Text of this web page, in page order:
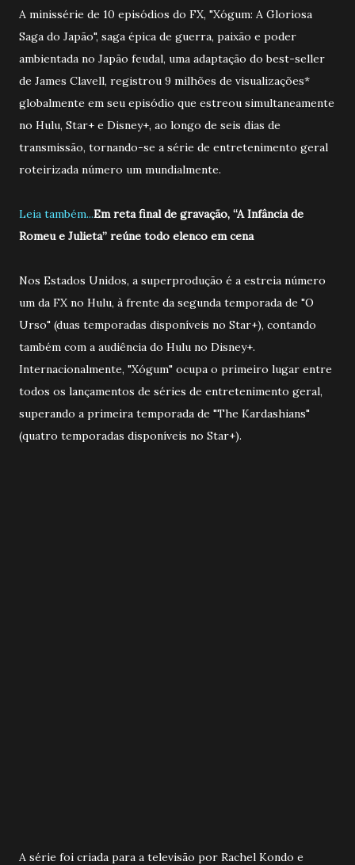
A minissérie de 10 episódios do FX, "Xógum: A Gloriosa
Saga do Japão", saga épica de guerra, paixão e poder
ambientada no Japão feudal, uma adaptação do best-seller
de James Clavell, registrou 9 milhões de visualizações*
globalmente em seu episódio que estreou simultaneamente
no Hulu, Star+ e Disney+, ao longo de seis dias de
transmissão, tornando-se a série de entretenimento geral
roteirizada número um mundialmente.
Leia também...Em reta final de gravação, “A Infância de
Romeu e Julieta” reúne todo elenco em cena
Nos Estados Unidos, a superprodução é a estreia número
um da FX no Hulu, à frente da segunda temporada de "O
Urso" (duas temporadas disponíveis no Star+), contando
também com a audiência do Hulu no Disney+.
Internacionalmente, "Xógum" ocupa o primeiro lugar entre
todos os lançamentos de séries de entretenimento geral,
superando a primeira temporada de "The Kardashians"
(quatro temporadas disponíveis no Star+).
A série foi criada para a televisão por Rachel Kondo e